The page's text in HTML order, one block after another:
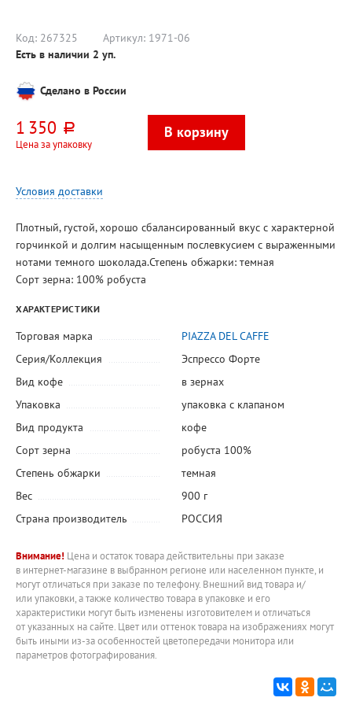
Код: 267325 Артикул: 1971-06
Есть в наличии 2 уп.
Сделано в России
1 350 руб.
Цена за упаковку
Условия доставки
Плотный, густой, хорошо сбалансированный вкус с характерной
горчинкой и долгим насыщенным послевкусием с выраженными
нотами темного шоколада.Степень обжарки: темная
Сорт зерна: 100% робуста
ХАРАКТЕРИСТИКИ
Торговая марка
PIAZZA DEL CAFFE
Серия/Коллекция
Эспрессо Форте
Вид кофе
в зернах
Упаковка
упаковка с клапаном
Вид продукта
кофе
Сорт зерна
робуста 100%
Степень обжарки
темная
Вес
900 г
Страна производитель
РОССИЯ
Внимание! Цена и остаток товара действительны при заказе
в интернет-магазине в выбранном регионе или населенном пункте, и
могут отличаться при заказе по телефону. Внешний вид товара и/
или упаковки, а также количество товара в упаковке и его
характеристики могут быть изменены изготовителем и отличаться
от указанных на сайте. Цвет или оттенок товара на изображениях могут
быть иными из-за особенностей цветопередачи монитора или
параметров фотографирования.